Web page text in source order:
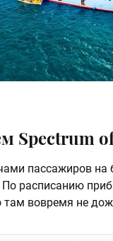
Spectrum
пассажиров на
расписанию
там вовремя не